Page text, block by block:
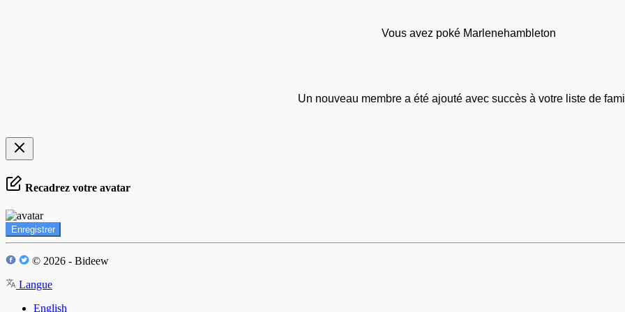
Vous avez poké Marlenehambleton
Un nouveau membre a été ajouté avec succès à votre liste de
Recadrez votre avatar
Enregistrer
© 2026 - Bideew
Langue
English